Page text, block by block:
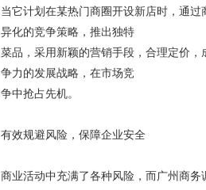
当它计划在某热门商圈开设新店时，通
异化的竞争策略，推出独特
菜品，采用新颖的营销手段，合理定价
争力的发展战略，在市场竞
争中抢占先机。
有效规避风险，保障企业安全
商业活动中充满了各种风险，而广州商